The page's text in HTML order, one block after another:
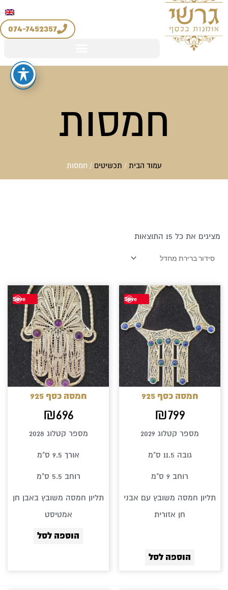
דילוג
לתוכן
074-7452357
חמסות
עמוד הבית / תכשיטים / חמסות
מציגים את כל ⁦15⁩ התוצאות
Save
חמסה כסף 925
₪799
מספר קטלוג 2029
גובה 11.5 ס"מ
רוחב 9 ס"מ
תליון חמסה משובץ עם אבני
חן אזורית
הוספה לסל
Save
חמסה כסף 925
₪696
מספר קטלוג 2028
אורך 9.5 ס"מ
רוחב 5.5 ס"מ
תליון חמסה משובץ באבן חן
אמטיסט
הוספה לסל